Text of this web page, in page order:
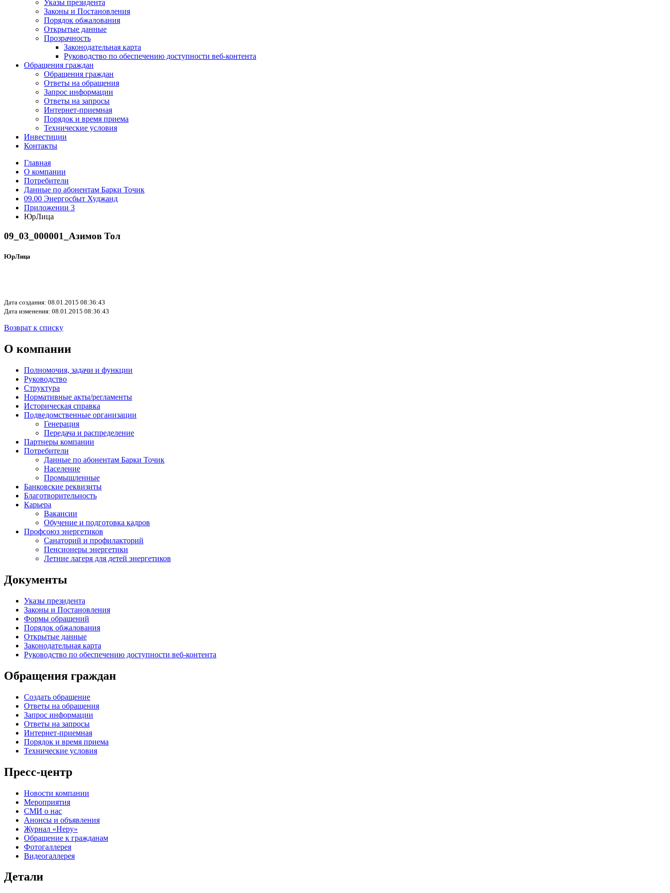
Указы президента
Законы и Постановления
Порядок обжалования
Открытые данные
Прозрачность
Законодательная карта
Руководство по обеспечению доступности веб-контента
Обращения граждан
Обращения граждан
Ответы на обращения
Запрос информации
Ответы на запросы
Интернет-приемная
Порядок и время приема
Технические условия
Инвестиции
Контакты
Главная
О компании
Потребители
Данные по абонентам Барки Точик
09.00 Энергосбыт Худжанд
Приложении 3
ЮрЛица
09_03_000001_Азимов Тол
ЮрЛица
Дата создания: 08.01.2015 08:36:43
Дата изменения: 08.01.2015 08:36:43
Возврат к списку
О компании
Полномочия, задачи и функции
Руководство
Структура
Нормативные акты/регламенты
Историческая справка
Подведомственные организации
Генерация
Передача и распределение
Партнеры компании
Потребители
Данные по абонентам Барки Точик
Население
Промышленные
Банковские реквизиты
Благотворительность
Карьера
Вакансии
Обучение и подготовка кадров
Профсоюз энергетиков
Санаторий и профилакторий
Пенсионеры энергетики
Летние лагеря для детей энергетиков
Документы
Указы президента
Законы и Постановления
Формы обращений
Порядок обжалования
Открытые данные
Законодательная карта
Руководство по обеспечению доступности веб-контента
Обращения граждан
Создать обращение
Ответы на обращения
Запрос информации
Ответы на запросы
Интернет-приемная
Порядок и время приема
Технические условия
Пресс-центр
Новости компании
Мероприятия
СМИ о нас
Анонсы и объявления
Журнал «Неру»
Обращение к гражданам
Фотогаллерея
Видеогаллерея
Детали